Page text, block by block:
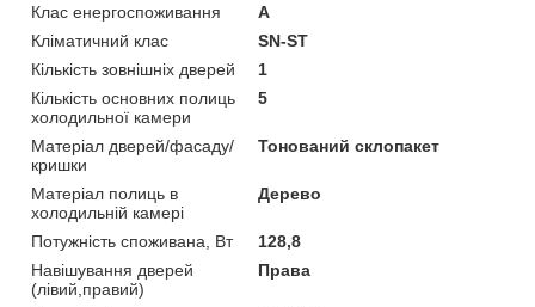
Клас енергоспоживання
A
Кліматичний клас
SN-ST
Кількість зовнішніх дверей
1
Кількість основних полиць
холодильної камери
5
Матеріал дверей/фасаду/
кришки
Тонований склопакет
Матеріал полиць в
холодильній камері
Дерево
Потужність споживана, Вт
128,8
Навішування дверей
(лівий,правий)
Права